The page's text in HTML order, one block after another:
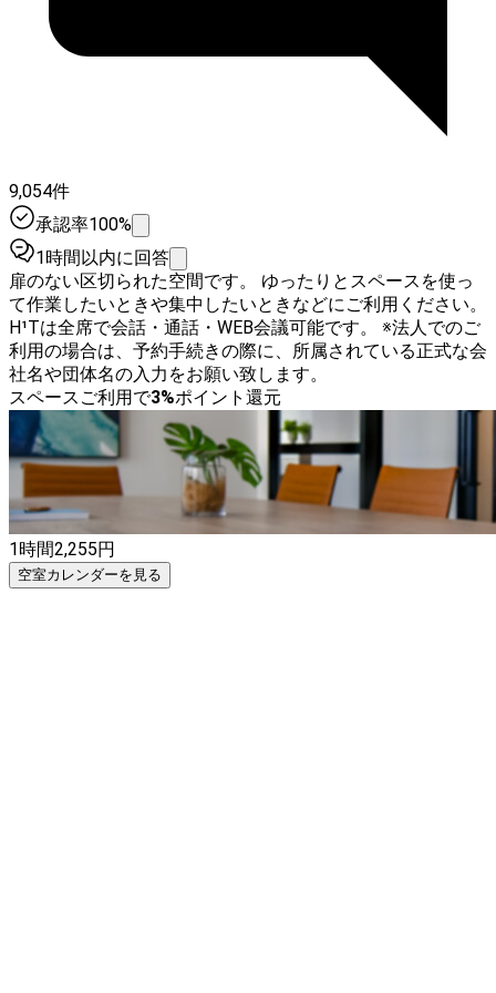
9,054件
承認率100%
1時間以内に回答
扉のない区切られた空間です。 ゆったりとスペースを使っ
て作業したいときや集中したいときなどにご利用ください。
H¹Tは全席で会話・通話・WEB会議可能です。 ※法人でのご
利用の場合は、予約手続きの際に、所属されている正式な会
社名や団体名の入力をお願い致します。
スペースご利用で3%ポイント還元
1時間2,255円
空室カレンダーを見る